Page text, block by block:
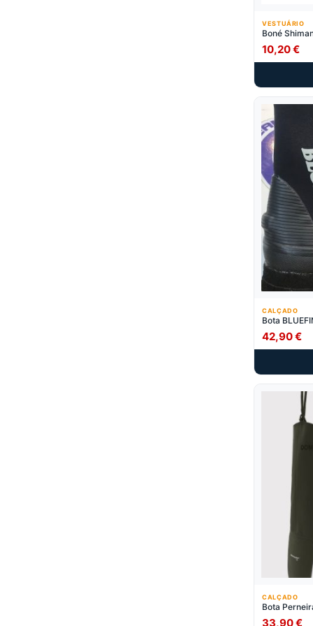
VESTUÁRIO
Boné
10,20€
CALÇADO
Bota
42,90€
CALÇADO
Bota
33,90€